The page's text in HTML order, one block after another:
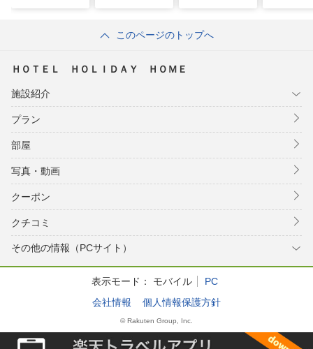
このページのトップへ
ＨＯＴＥＬ ＨＯＬＩＤＡＹ ＨＯＭＥ
施設紹介
プラン
部屋
写真・動画
クーポン
クチコミ
その他の情報（PCサイト）
表示モード： モバイル
PC
会社情報
個人情報保護方針
© Rakuten Group, Inc.